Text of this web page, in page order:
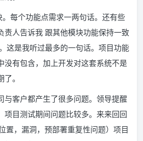
每个功能点需求一两句话。还有些
责人告诉我 跟其他模块功能保持一致
这是我听过最多的一句话。项目功能
没有包含，加上开发对这套系统不是
。
与客户都产生了很多问题。领导提醒
项目测试期间问题比较多。来来回回
置，漏洞，预部署重复性问题）项目